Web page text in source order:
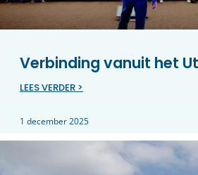
Verbinding vanuit het
LEES VERDER >
1 december 2025